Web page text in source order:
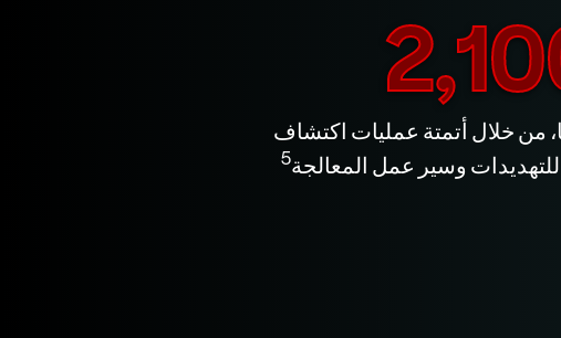
من خلال أتمتة عمليات اكتشاف
وسير عمل المعالجة5